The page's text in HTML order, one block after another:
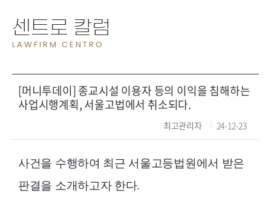
센트로 칼럼
[머니투데이] 종교시설 이용자 등의 이익을 침해하는
사업시행계획, 서울고법에서 취소되다.
최고관리자 24-12-23
사건을 수행하여 최근 서울고등법원에서 받은
판결을 소개하고자 한다.